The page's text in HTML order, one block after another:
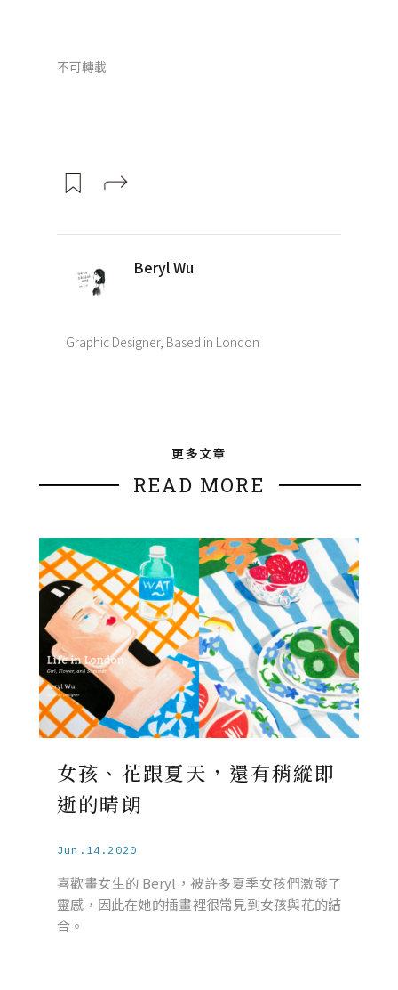
不可轉載
Beryl Wu
Graphic Designer, Based in London
更多文章
READ MORE
女孩、花跟夏天，還有稍縱即
逝的晴朗
Jun.14.2020
喜歡畫女生的 Beryl，被許多夏季女孩們激發了
靈感，因此在她的插畫裡很常見到女孩與花的結
合。